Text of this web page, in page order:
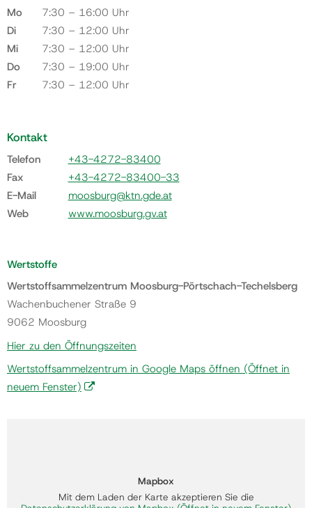
Mo
7:30 – 16:00 Uhr
Di
7:30 – 12:00 Uhr
Mi
7:30 – 12:00 Uhr
Do
7:30 – 19:00 Uhr
Fr
7:30 – 12:00 Uhr
Kontakt
Telefon
+43-4272-83400
Fax
+43-4272-83400-33
E-Mail
moosburg@ktn.gde.at
Web
www.moosburg.gv.at
Wertstoffe
Wertstoffsammelzentrum Moosburg-Pörtschach-Techelsberg
Wachenbuchener Straße 9
9062 Moosburg
Hier zu den Öffnungszeiten
Wertstoffsammelzentrum in Google Maps öffnen (Öffnet in
neuem Fenster)
Mapbox
Mit dem Laden der Karte akzeptieren Sie die